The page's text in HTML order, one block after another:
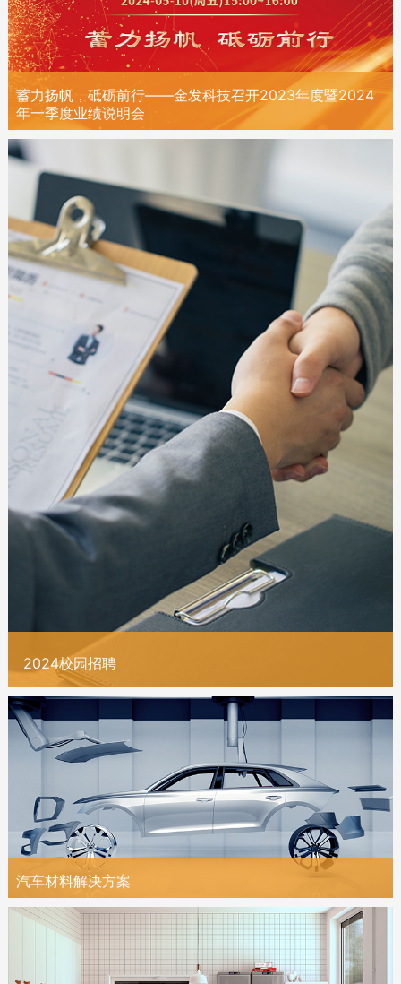
蓄力扬帆，砥砺前行——金发科技召开2023年度暨2024
年一季度业绩说明会
2024校园招聘
汽车材料解决方案